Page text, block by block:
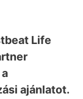
Life
ajánlatot.